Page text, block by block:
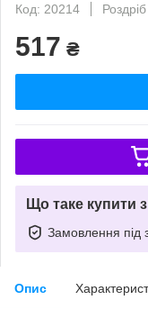
Код: 20214
Роздріб
517 ₴
Що таке купити
Замовлення під
Опис